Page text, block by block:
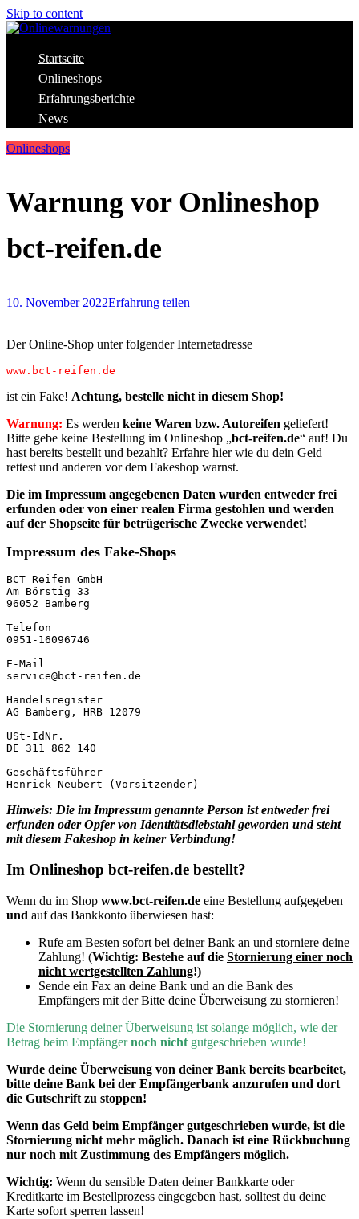
Skip to content
Onlinewarnungen
Aktuelle Warnungen vor Gefahren im Internet
Startseite
Onlineshops
Erfahrungsberichte
News
Onlineshops
Warnung vor Onlineshop
bct-reifen.de
10. November 2022Erfahrung teilen
Der Online-Shop unter folgender Internetadresse
www.bct-reifen.de
ist ein Fake! Achtung, bestelle nicht in diesem Shop!
Warnung: Es werden keine Waren bzw. Autoreifen geliefert!
Bitte gebe keine Bestellung im Onlineshop „bct-reifen.de“ auf! Du
hast bereits bestellt und bezahlt? Erfahre hier wie du dein Geld
rettest und anderen vor dem Fakeshop warnst.
Die im Impressum angegebenen Daten wurden entweder frei
erfunden oder von einer realen Firma gestohlen und werden
auf der Shopseite für betrügerische Zwecke verwendet!
Impressum des Fake-Shops
BCT Reifen GmbH
Am Börstig 33
96052 Bamberg
Telefon
0951-16096746
E-Mail
service@bct-reifen.de
Handelsregister
AG Bamberg, HRB 12079
USt-IdNr.
DE 311 862 140
Geschäftsführer
Henrick Neubert (Vorsitzender)
Hinweis: Die im Impressum genannte Person ist entweder frei
erfunden oder Opfer von Identitätsdiebstahl geworden und steht
mit diesem Fakeshop in keiner Verbindung!
Im Onlineshop bct-reifen.de bestellt?
Wenn du im Shop www.bct-reifen.de eine Bestellung aufgegeben
und auf das Bankkonto überwiesen hast:
Rufe am Besten sofort bei deiner Bank an und storniere deine
Zahlung! (Wichtig: Bestehe auf die Stornierung einer noch
nicht wertgestellten Zahlung!)
Sende ein Fax an deine Bank und an die Bank des
Empfängers mit der Bitte deine Überweisung zu stornieren!
Die Stornierung deiner Überweisung ist solange möglich, wie der
Betrag beim Empfängernoch nicht gutgeschrieben wurde!
Wurde deine Überweisung von deiner Bank bereits bearbeitet,
bitte deine Bank bei der Empfängerbank anzurufen und dort
die Gutschrift zu stoppen!
Wenn das Geld beim Empfänger gutgeschrieben wurde, ist die
Stornierung nicht mehr möglich. Danach ist eine Rückbuchung
nur noch mit Zustimmung des Empfängers möglich.
Wichtig: Wenn du sensible Daten deiner Bankkarte oder
Kreditkarte im Bestellprozess eingegeben hast, solltest du deine
Karte sofort sperren lassen!